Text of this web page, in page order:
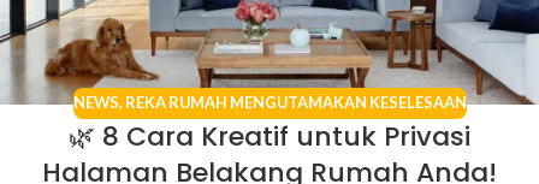
NEWS, REKA RUMAH MENGUTAMAKAN KESELESAAN
🌿 8 Cara Kreatif untuk Privasi
Halaman Belakang Rumah Anda!